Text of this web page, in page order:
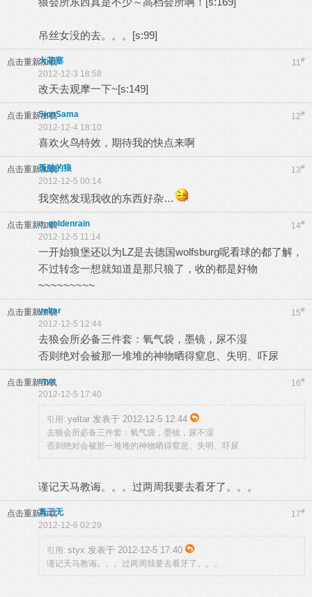
吊丝女没的去。。。[s:99]
点击重新加载 11#
火花塞
2012-12-3 18:58
改天去观摩一下~[s:149]
点击重新加载 12#
SionSama
2012-12-4 18:10
喜欢火鸟特效，期待我的快点来啊
点击重新加载 13#
孤独的狼
2012-12-5 00:14
我突然发现我收的东西好杂…
点击重新加载 14#
e_goldenrain
2012-12-5 11:14
一开始狼堡还以为LZ是去德国wolfsburg呢看球的都了解，
不过转念一想就知道是那只狼了，收的都是好物
~~~~~~~~~
点击重新加载 15#
yeltar
2012-12-5 12:44
去狼会所必备三件套：氧气袋，墨镜，尿不湿
否则绝对会被那一堆堆的神物晒得窒息、失明、吓尿
点击重新加载 16#
styx
2012-12-5 17:40
引用: yeltar 发表于 2012-12-5 12:44
去狼会所必备三件套：氧气袋，墨镜，尿不湿
否则绝对会被那一堆堆的神物晒得窒息、失明、吓尿
谨记天马教诲。。。过两周我要去看牙了。。。
点击重新加载 17#
真三无
2012-12-6 02:29
引用: styx 发表于 2012-12-5 17:40
谨记天马教诲。。。过两周我要去看牙了。。。